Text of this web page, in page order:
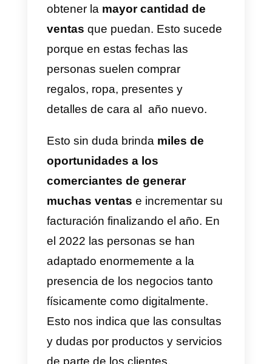
Todos sabemos qué
una fecha complicada
es que la mayoría de los
este mes. Todos compiten para
obtener lamayor cantidad de
ventas
que puedan. Esto
porque en estas fechas las
personas suelen comprar
regalos, ropa, presentes y
detalles de cara al año nuevo.
Esto sin duda brinda
oportunidades a los